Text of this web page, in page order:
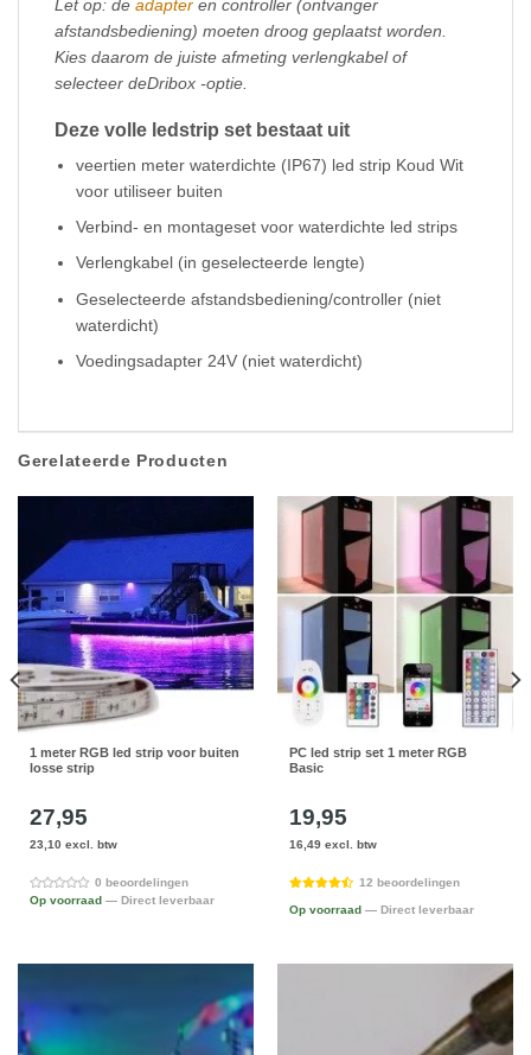
Let op: de adapter en controller (ontvanger
afstandsbediening) moeten droog geplaatst worden.
Kies daarom de juiste afmeting verlengkabel of
selecteer deDribox -optie.
Deze volle ledstrip set bestaat uit
veertien meter waterdichte (IP67) led strip Koud Wit
voor utiliseer buiten
Verbind- en montageset voor waterdichte led strips
Verlengkabel (in geselecteerde lengte)
Geselecteerde afstandsbediening/controller (niet
waterdicht)
Voedingsadapter 24V (niet waterdicht)
Gerelateerde Producten
1 meter RGB led strip voor buiten
losse strip
27,95
23,10 excl. btw
0 beoordelingen
Op voorraad — Direct leverbaar
PC led strip set 1 meter RGB
Basic
19,95
16,49 excl. btw
12 beoordelingen
Op voorraad — Direct leverbaar